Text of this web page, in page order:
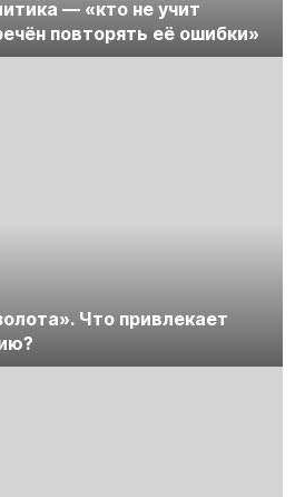
— «кто не учит
повторять её ошибки»
Что привлекает